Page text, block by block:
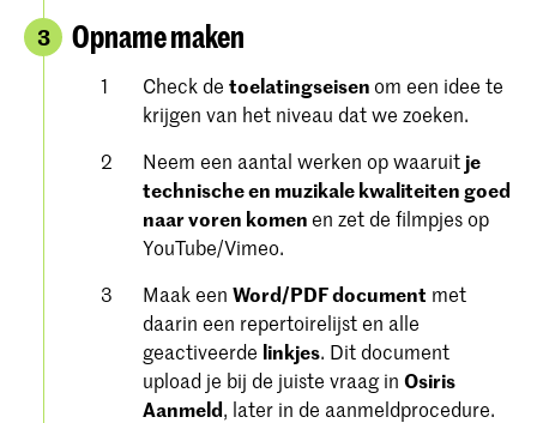
3 Opname maken
Check detoelatingseisenom een ​​idee te
krijgen van het niveau dat we zoeken.
Neem een aantal werken op waaruit je
technische en muzikale kwaliteiten goed
naar voren komenen zet de filmpjes op
YouTube/Vimeo.
Maak eenWord/PDF document met
daarin een repertoirelijst en alle
geactiveerde linkjes. Dit document
upload je bij de juiste vraag inOsiris
Aanmeld, later in de aanmeldprocedure.